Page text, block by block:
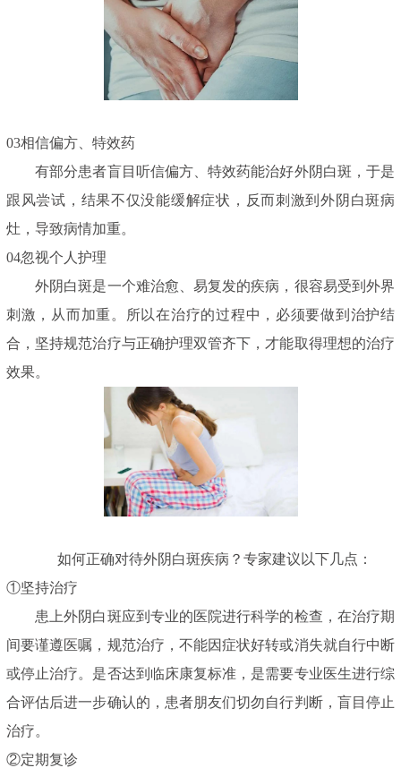
03相信偏方、特效药
有部分患者盲目听信偏方、特效药能治好外阴白斑，于是
跟风尝试，结果不仅没能缓解症状，反而刺激到外阴白斑病
灶，导致病情加重。
04忽视个人护理
外阴白斑是一个难治愈、易复发的疾病，很容易受到外界
刺激，从而加重。所以在治疗的过程中，必须要做到治护结
合，坚持规范治疗与正确护理双管齐下，才能取得理想的治疗
效果。
如何正确对待外阴白斑疾病？专家建议以下几点：
①坚持治疗
患上外阴白斑应到专业的医院进行科学的检查，在治疗期
间要谨遵医嘱，规范治疗，不能因症状好转或消失就自行中断
或停止治疗。是否达到临床康复标准，是需要专业医生进行综
合评估后进一步确认的，患者朋友们切勿自行判断，盲目停止
治疗。
②定期复诊